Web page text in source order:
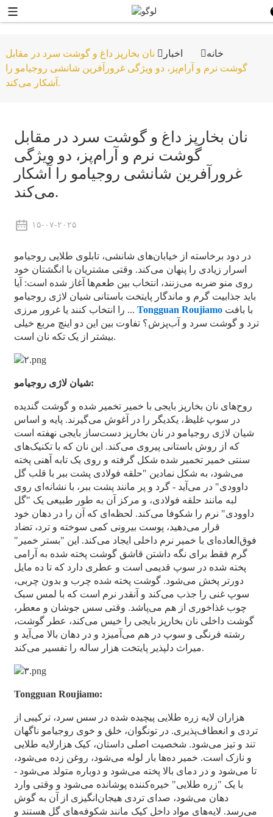
‎+۸۶ ۸۶۱۹۹۴۶۵۱۲۹۹۹‎
خانه اخبار
نان بخارپز داغ و گوشت سرد در مقابل
گوشت نرم و آرام‌پز، دو ویژگی غرورآفرین شانشی روجیامو را
آشکار می‌کند.
نان بخارپز داغ و گوشت سرد در مقابل
گوشت نرم و آرام‌پز، دو ویژگی
غرورآفرین شانشی روجیامو را آشکار
می‌کند.
۱۵-۰۷-۲۰۲۵
در دود برخاسته از خیابان‌های شانشی، تابلوی طلایی روجیامو
اسرار زیادی را پنهان می‌کند. وقتی مشتریان با انگشتان خود
روی منو ضربه می‌زنند، انتخاب بین طعم‌ها آغاز شده است: آیا
باید جذابیت گرم و ماندگار پایتخت باستانی شیان لاژی روجیامو
را انتخاب کنند یا غرور مرزی ... Tongguan Roujiamoبا بافت
ترد و گوشت سرد و آب‌پزش؟ تفاوت بین این دو اینچ مربع خیلی
بیشتر از یک تکه نان است.
شیان لاژی روجیامو:
روح‌های نان بخارپز بایجی با خمیر تخمیر شده و گوشت گندیده
در سوپ غلیظ، یکدیگر را در آغوش می‌گیرند. پایه و اساس
شیان لاژی روجیامو در نان بخارپز دست‌ساز بایجی نهفته است
که از روش باستانی پیروی می‌کند. این نان که با تکنیک‌های
سنتی خمیر تخمیر شده شکل گرفته و روی یک تابه آهنی پخته
می‌شود، به شکل نمادین "حلقه فولادی پشت ببر با قلب گل
داوودی" در می‌آید - گرد و پر مانند پشت ببر، با نشانه‌ای روی
لبه مانند حلقه فولادی، و مرکز آن به طور طبیعی یک "گل
داوودی" نرم را شکوفا می‌کند. لحظه‌ای که آن را در دهان خود
قرار می‌دهید، پوست بیرونی کمی سوخته و ترد، تضاد
فوق‌العاده‌ای با خمیر نرم داخلی ایجاد می‌کند. این "بستر خمیر"
گرم فقط برای نگه داشتن قاشق گوشت پخته شده به آرامی
پخته شده در سوپ قدیمی است و عطری دارد که تا ده مایل
دورتر پخش می‌شود. گوشت پخته شده چرب و بدون چربی،
سوپ غنی را جذب می‌کند و آنقدر نرم است که با لمس سبک
چوب غذاخوری از هم می‌پاشد. وقتی سس جوشان و معطر،
گوشت داخلی نان بخارپز بایجی را خیس می‌کند، عطر گوشت،
رشته فرنگی و سوپ در هم می‌آمیزد و در دهان بالا می‌آید و
میراث دلپذیر پایتخت هزار ساله را تفسیر می‌کند.
Tongguan Roujiamo:
هزاران لایه زره طلایی پیچیده شده در سس سرد، ترکیبی از
تردی و انعطاف‌پذیری. در تونگوان، خلق و خوی روجیامو ناگهان
تند و تیز می‌شود. شخصیت اصلی داستان، کیک هزارلایه طلایی
و نازک است. خمیر ده‌ها بار لوله می‌شود، روغن زده می‌شود،
تا می‌شود و در دمای بالا پخته می‌شود و دوباره متولد می‌شود -
با یک "زره طلایی" خیره‌کننده پوشانده می‌شود و وقتی وارد
دهان می‌شود، صدای تردی هیجان‌انگیزی از آن به گوش
می‌رسد. لایه‌های مواد داخل کیک مانند شکوفه‌های گل هستند و